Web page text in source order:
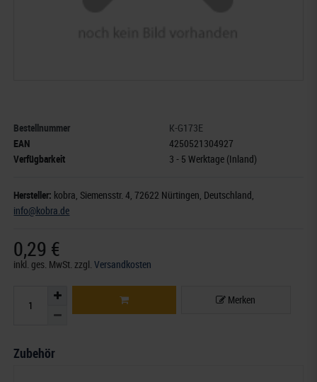
Bestellnummer
K-G173E
EAN
4250521304927
Verfügbarkeit
3 - 5 Werktage (Inland)
Hersteller: kobra, Siemensstr. 4, 72622 Nürtingen, Deutschland,
info@kobra.de
0,29 €
inkl. ges. MwSt.zzgl.Versandkosten
Merken
Zubehör